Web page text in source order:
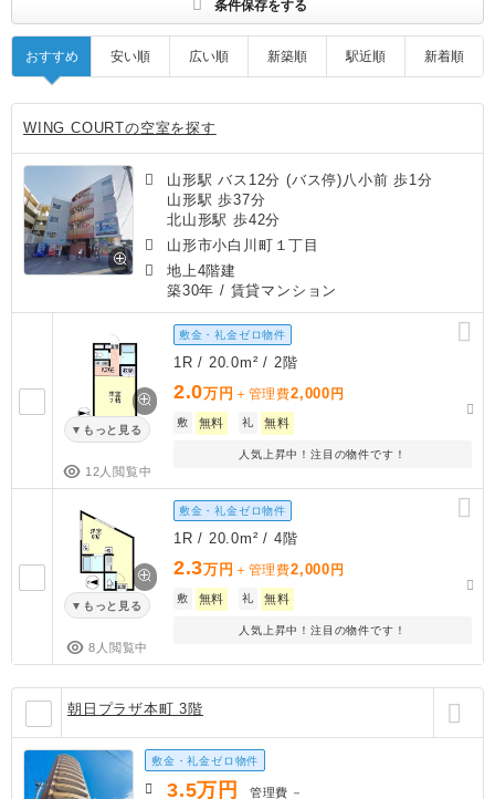
条件保存をする
おすすめ 安い順 広い順 新築順 駅近順 新着順
WING COURTの空室を探す
山形駅 バス12分 (バス停)八小前 歩1分
山形駅 歩37分
北山形駅 歩42分
山形市小白川町１丁目
地上4階建
築30年 / 賃貸マンション
もっと見る
12人閲覧中
敷金・礼金ゼロ物件
1R / 20.0m² / 2階
2.0万円 ＋管理費2,000 円
敷 無料 礼 無料
人気上昇中！注目の物件です！
もっと見る
8人閲覧中
敷金・礼金ゼロ物件
1R / 20.0m² / 4階
2.3万円 ＋管理費2,000 円
敷 無料 礼 無料
人気上昇中！注目の物件です！
朝日プラザ本町 3階
敷金・礼金ゼロ物件
3.5万円 管理費 －